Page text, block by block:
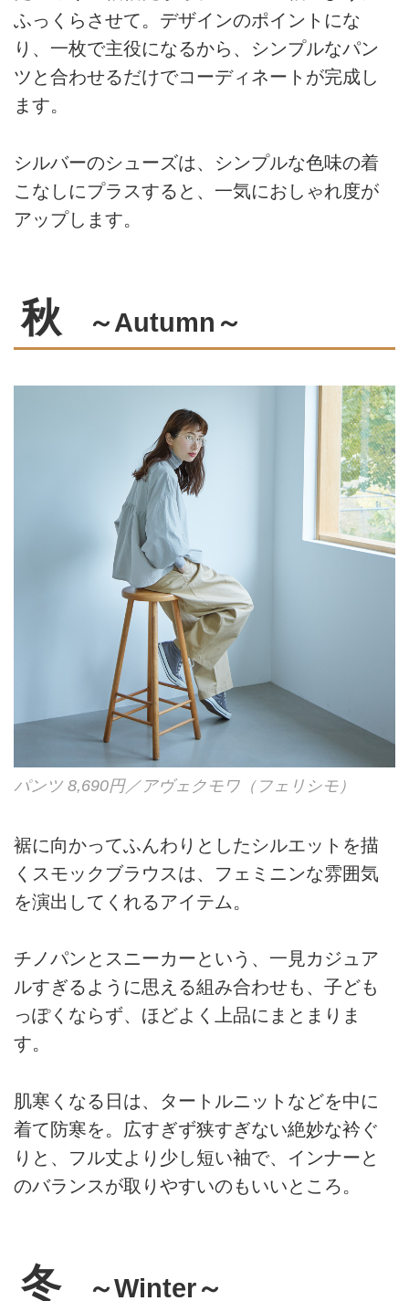
ふっくらさせて。デザインのポイントにな
り、一枚で主役になるから、シンプルなパン
ツと合わせるだけでコーディネートが完成し
ます。
シルバーのシューズは、シンプルな色味の着
こなしにプラスすると、一気におしゃれ度が
アップします。
秋 ～Autumn～
パンツ 8,690円／アヴェクモワ（フェリシモ）
裾に向かってふんわりとしたシルエットを描
くスモックブラウスは、フェミニンな雰囲気
を演出してくれるアイテム。
チノパンとスニーカーという、一見カジュア
ルすぎるように思える組み合わせも、子ども
っぽくならず、ほどよく上品にまとまりま
す。
肌寒くなる日は、タートルニットなどを中に
着て防寒を。広すぎず狭すぎない絶妙な衿ぐ
りと、フル丈より少し短い袖で、インナーと
のバランスが取りやすいのもいいところ。
冬～Winter～